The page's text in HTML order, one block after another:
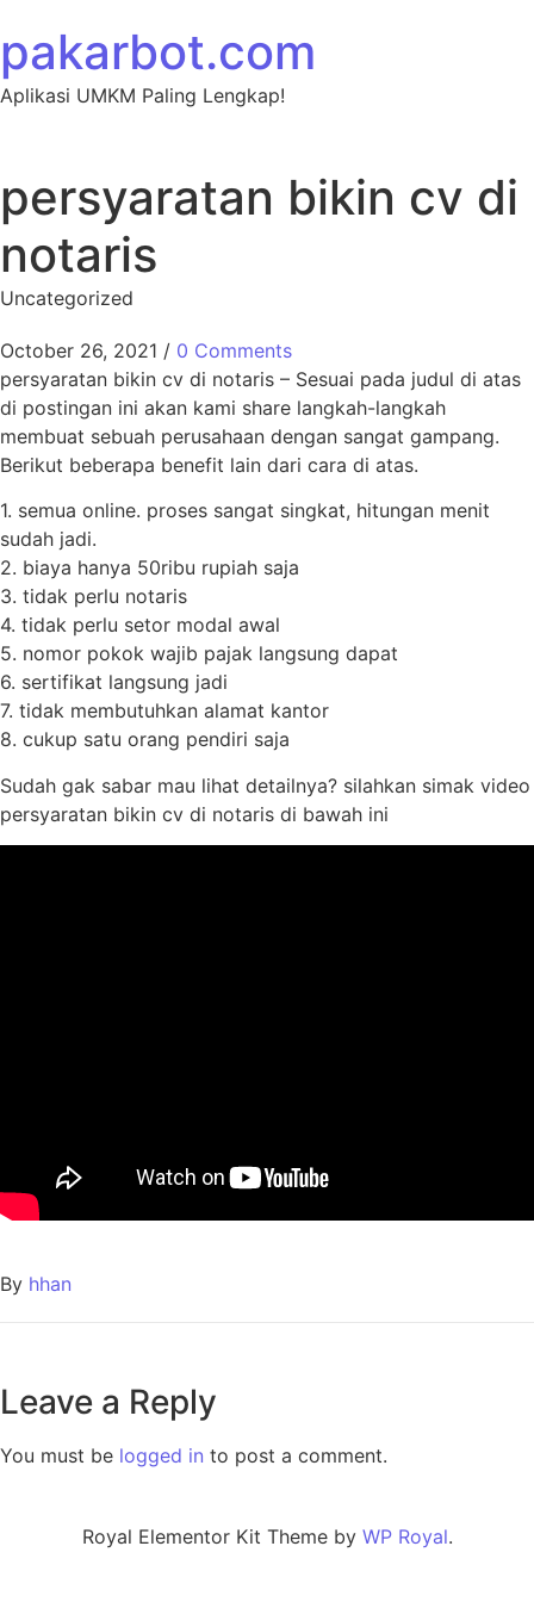
pakarbot.com
Aplikasi UMKM Paling Lengkap!
persyaratan bikin cv di
notaris
Uncategorized
October 26, 2021 / 0 Comments
persyaratan bikin cv di notaris – Sesuai pada judul di atas
di postingan ini akan kami share langkah-langkah
membuat sebuah perusahaan dengan sangat gampang.
Berikut beberapa benefit lain dari cara di atas.
1. semua online. proses sangat singkat, hitungan menit
sudah jadi.
2. biaya hanya 50ribu rupiah saja
3. tidak perlu notaris
4. tidak perlu setor modal awal
5. nomor pokok wajib pajak langsung dapat
6. sertifikat langsung jadi
7. tidak membutuhkan alamat kantor
8. cukup satu orang pendiri saja
Sudah gak sabar mau lihat detailnya? silahkan simak video
persyaratan bikin cv di notaris di bawah ini
By hhan
Leave a Reply
You must be logged in to post a comment.
Royal Elementor Kit Theme by WP Royal.